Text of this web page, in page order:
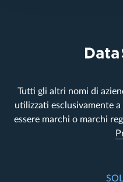
Tutti gli altri nomi di
utilizzati esclusivamente
essere marchi o marchi